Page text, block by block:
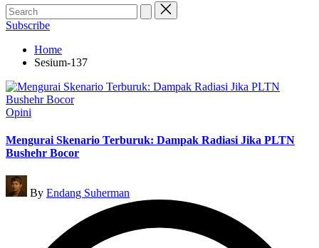
Search
for:
Subscribe
Home
Sesium-137
Posted
Opini
Mengurai Skenario Terburuk: Dampak Radiasi Jika PLTN
Bushehr Bocor
Posted
by
By Endang Suherman